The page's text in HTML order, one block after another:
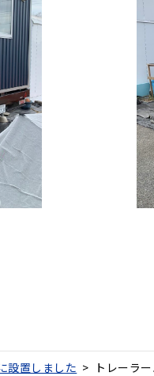
設置しました > トレーラ